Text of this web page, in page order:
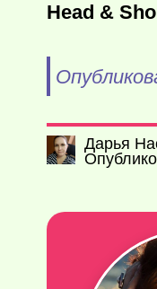
Head &
Дарья